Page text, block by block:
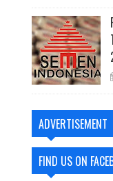
ADVERTISEMENT
FIND US ON